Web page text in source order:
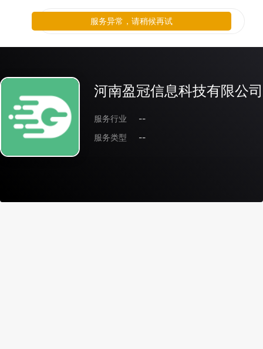
河南盈冠信息科技有限公司
服务行业
--
服务类型
--
服务异常，请稍候再试